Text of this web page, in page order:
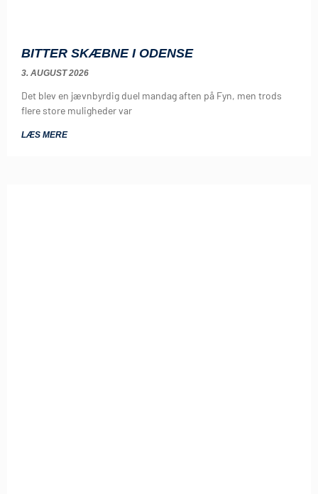
BITTER SKÆBNE I ODENSE
3. AUGUST 2026
Det blev en jævnbyrdig duel mandag aften på Fyn, men trods
flere store muligheder var
LÆS MERE